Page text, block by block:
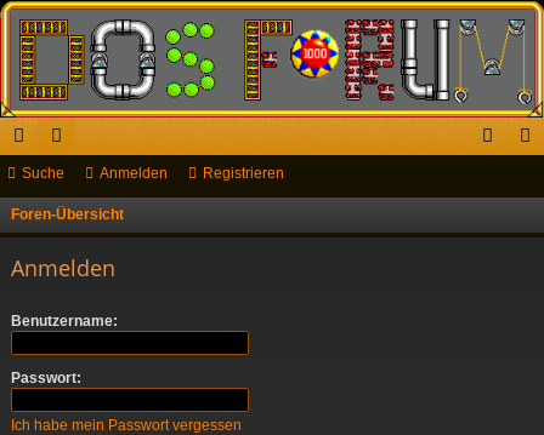
ch
ne
riff
or
en
Suche Anmelden Registrieren
Foren-Übersicht
Anmelden
Benutzername:
Passwort:
Ich habe mein Passwort vergessen